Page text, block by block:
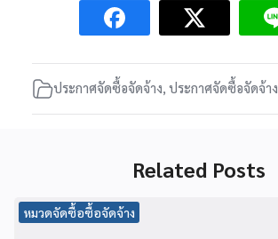
ประกาศจัดซื้อจัดจ้าง ประกาศจัดซื้อจัดจ้าง
Related Posts
หมวดจัดซื้อซื้อจัดจ้าง